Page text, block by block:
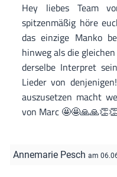
Hey liebes Team
spitzenmäßig höre
das einzige Manko
hinweg als die
derselbe Interpret
Lieder von
auszusetzen macht
von Marc
Annemarie Pesch am